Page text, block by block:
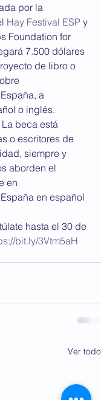
por la
Hay Festival ESP y
Foundation for
7.500 dólares
de libro o
a
o inglés.
beca está
o escritores de
siempre y
aborden el
en
en español
hasta el 30 de
bit.ly/3Vtm5aH
Ver todo